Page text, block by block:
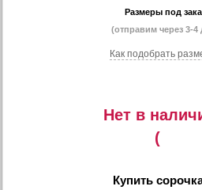
Размеры под
(отправим через 3-4
Как подобрать
Нет в
(
Купить